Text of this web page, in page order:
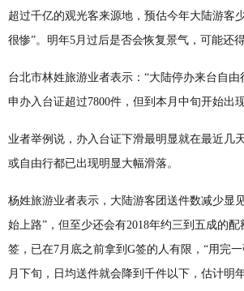
超过千亿的观光客来源地，预估今年大陆游客
很惨”。明年5月过后是否会恢复景气，可能还
台北市林姓旅游业者表示：“大陆停办来台自由
申办入台证超过7800件，但到本月中旬开始出
业者举例说，办入台证下滑最明显就在最近几
或自由行都已出现明显大幅滑落。
杨姓旅游业者表示，大陆游客团送件数减少显
始上路”，但至少还会有2018年约三到五成的
签，已在7月底之前拿到G签的人有限，“用完
月下旬，日均送件就会降到千件以下，估计明